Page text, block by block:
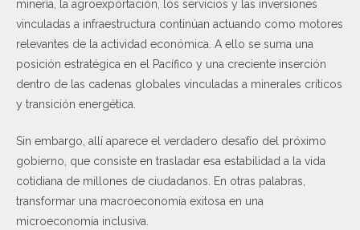
minería, la agroexportación, los servicios y las inversiones
vinculadas a infraestructura continúan actuando como motores
relevantes de la actividad económica. A ello se suma una
posición estratégica en el Pacífico y una creciente inserción
dentro de las cadenas globales vinculadas a minerales críticos
y transición energética.
Sin embargo, allí aparece el verdadero desafío del próximo
gobierno, que consiste en trasladar esa estabilidad a la vida
cotidiana de millones de ciudadanos. En otras palabras,
transformar una macroeconomía exitosa en una
microeconomía inclusiva.